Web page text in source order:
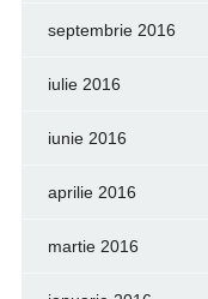
septembrie 2016
iulie 2016
iunie 2016
aprilie 2016
martie 2016